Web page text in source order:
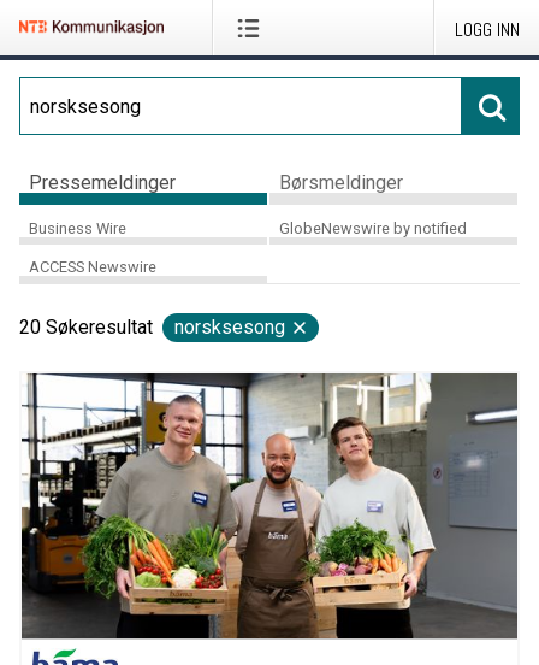
LOGG INN
Pressemeldinger Børsmeldinger
Business Wire GlobeNewswire by notified
ACCESS Newswire
20 Søkeresultat norsksesong